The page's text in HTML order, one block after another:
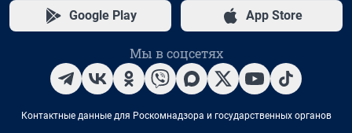
Google Play App Store
Мы в соцсетях
Контактные данные для Роскомнадзора и государственных органов